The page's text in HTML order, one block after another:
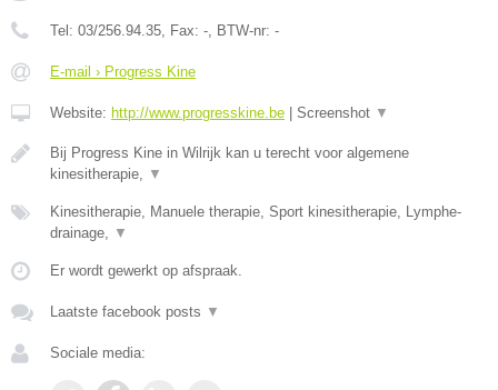
Tel: 03/256.94.35, Fax: -, BTW-nr: -
E-mail › Progress Kine
Website: http://www.progresskine.be Screenshot ▼
Bij Progress Kine in Wilrijk kan u terecht voor algemene
kinesitherapie, ▼
Kinesitherapie, Manuele therapie, Sport kinesitherapie, Lymphe-
drainage, ▼
Er wordt gewerkt op afspraak.
Laatste facebook posts ▼
Sociale media: